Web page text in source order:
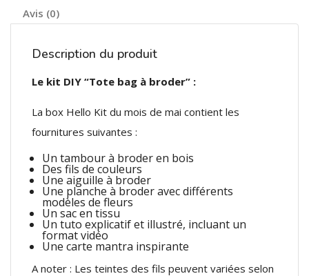
Avis (0)
Description du produit
Le kit DIY “Tote bag à broder” :
La box Hello Kit du mois de mai contient les
fournitures suivantes :
Un tambour à broder en bois
Des fils de couleurs
Une aiguille à broder
Une planche à broder avec différents
modèles de fleurs
Un sac en tissu
Un tuto explicatif et illustré, incluant un
format vidéo
Une carte mantra inspirante
A noter : Les teintes des fils peuvent variées selon